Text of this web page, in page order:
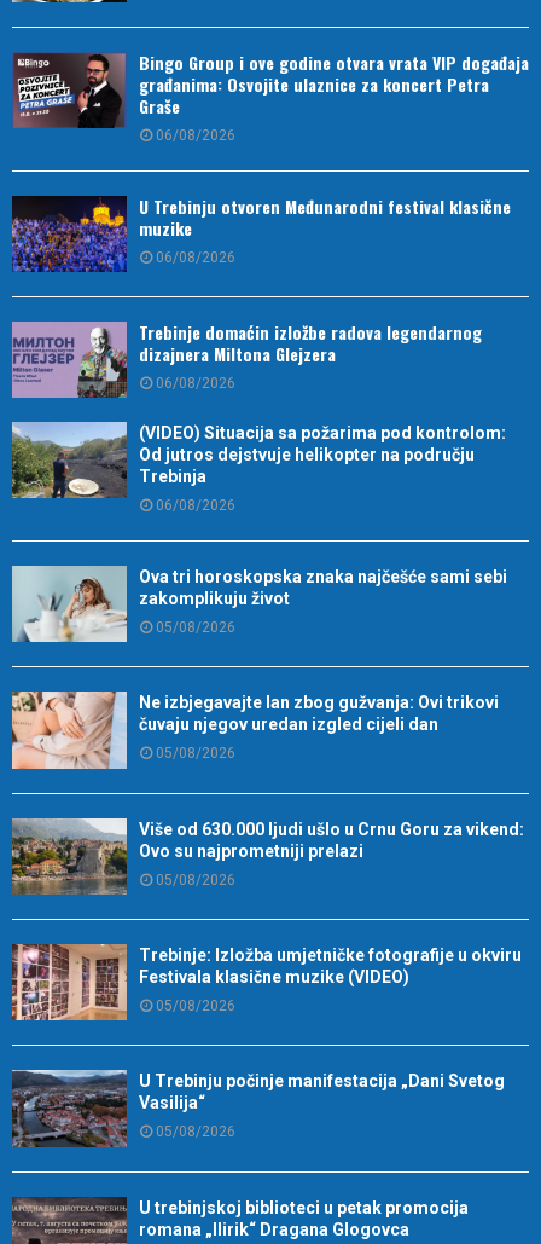
Bingo Group i ove godine otvara vrata VIP događaja
građanima: Osvojite ulaznice za koncert Petra
Graše
06/08/2026
U Trebinju otvoren Međunarodni festival klasične
muzike
06/08/2026
Trebinje domaćin izložbe radova legendarnog
dizajnera Miltona Glejzera
06/08/2026
(VIDEO) Situacija sa požarima pod kontrolom:
Od jutros dejstvuje helikopter na području
Trebinja
06/08/2026
Ova tri horoskopska znaka najčešće sami sebi
zakomplikuju život
05/08/2026
Ne izbjegavajte lan zbog gužvanja: Ovi trikovi
čuvaju njegov uredan izgled cijeli dan
05/08/2026
Više od 630.000 ljudi ušlo u Crnu Goru za vikend:
Ovo su najprometniji prelazi
05/08/2026
Trebinje: Izložba umjetničke fotografije u okviru
Festivala klasične muzike (VIDEO)
05/08/2026
U Trebinju počinje manifestacija „Dani Svetog
Vasilija“
05/08/2026
U trebinjskoj biblioteci u petak promocija
romana „Ilirik“ Dragana Glogovca